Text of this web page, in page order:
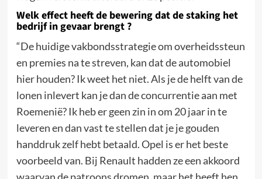
Welk effect heeft de bewering dat de staking het
bedrijf in gevaar brengt ?
“De huidige vakbondsstrategie om overheidssteun
en premies na te streven, kan dat de automobiel
hier houden? Ik weet het niet. Als je de helft van de
lonen inlevert kan je dan de concurrentie aan met
Roemenië? Ik heb er geen zin in om 20 jaar in te
leveren en dan vast te stellen dat je je gouden
handdruk zelf hebt betaald. Opel is er het beste
voorbeeld van. Bij Renault hadden ze een akkoord